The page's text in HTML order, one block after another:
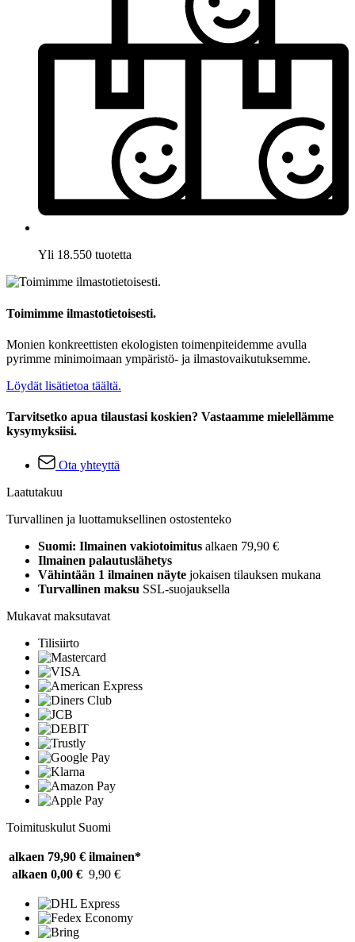
Yli 18.550 tuotetta
Toimimme ilmastotietoisesti.
Monien konkreettisten ekologisten toimenpiteidemme avulla
pyrimme minimoimaan ympäristö- ja ilmastovaikutuksemme.
Löydät lisätietoa täältä.
Tarvitsetko apua tilaustasi koskien? Vastaamme mielellämme
kysymyksiisi.
Ota yhteyttä
Laatutakuu
Turvallinen ja luottamuksellinen ostostenteko
Suomi: Ilmainen vakiotoimitus alkaen 79,90 €
Ilmainen palautuslähetys
Vähintään 1 ilmainen näyte jokaisen tilauksen mukana
Turvallinen maksu SSL-suojauksella
Mukavat maksutavat
Tilisiirto
Toimituskulut Suomi
alkaen 79,90 € ilmainen*
alkaen 0,00 € 9,90 €